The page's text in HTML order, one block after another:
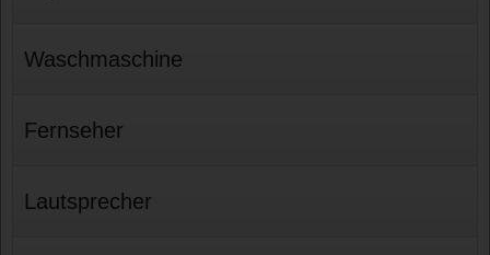
Waschmaschine
Fernseher
Lautsprecher